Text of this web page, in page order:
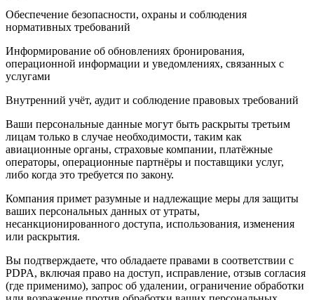
Обеспечение безопасности, охраны и соблюдения
нормативных требований
Информирование об обновлениях бронирования,
операционной информации и уведомлениях, связанных с
услугами
Внутренний учёт, аудит и соблюдение правовых требований
Ваши персональные данные могут быть раскрыты третьим
лицам только в случае необходимости, таким как
авиационные органы, страховые компании, платёжные
операторы, операционные партнёры и поставщики услуг,
либо когда это требуется по закону.
Компания примет разумные и надлежащие меры для защиты
ваших персональных данных от утраты,
несанкционированного доступа, использования, изменения
или раскрытия.
Вы подтверждаете, что обладаете правами в соответствии с
PDPA, включая право на доступ, исправление, отзыв согласия
(где применимо), запрос об удалении, ограничение обработки